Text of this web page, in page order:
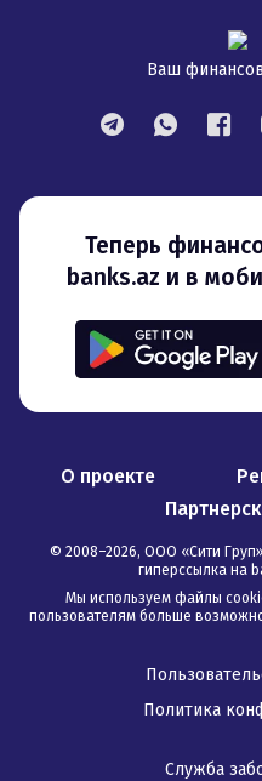
Ваш
Теперь финансовый маркетплейс
banks.az и в
О проекте
© 2008–2026, ООО «Сити
гиперссылка на
Мы используем файлы
пользователям больше
Политика
Служба